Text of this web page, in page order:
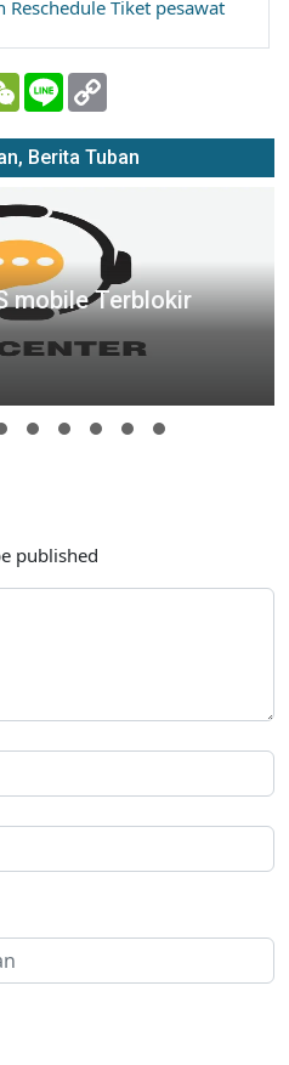
Tiket pesawat
WeChatLine
Berita Tuban
mobile Terblokir
published